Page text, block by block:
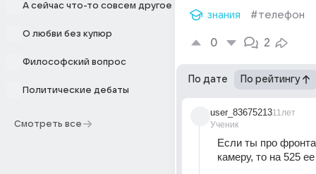
А сейчас что-то совсем другое
О любви без купюр
Философский вопрос
Политические дебаты
Смотреть все
знания #телефон
0 2
По дате По рейтингу
user_83675213
Ученик
11лет
Если ты про
камеру, то на 525